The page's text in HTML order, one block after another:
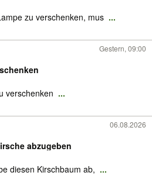
zu verschenken, mus ...
Gestern, 09:00
verschenken ...
06.08.2026
abzugeben
diesen Kirschbaum ab, ...